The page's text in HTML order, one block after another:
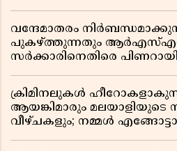
വന്ദേമാതരം
പുകഴ്ത്തുന്നതും
സർക്കാരിനെതിരെ
ക്രിമിനലുകൾ
ആയങ്കിമാരും മലയാളിയുടെ
വീഴ്ചകളും; നമ്മൾ